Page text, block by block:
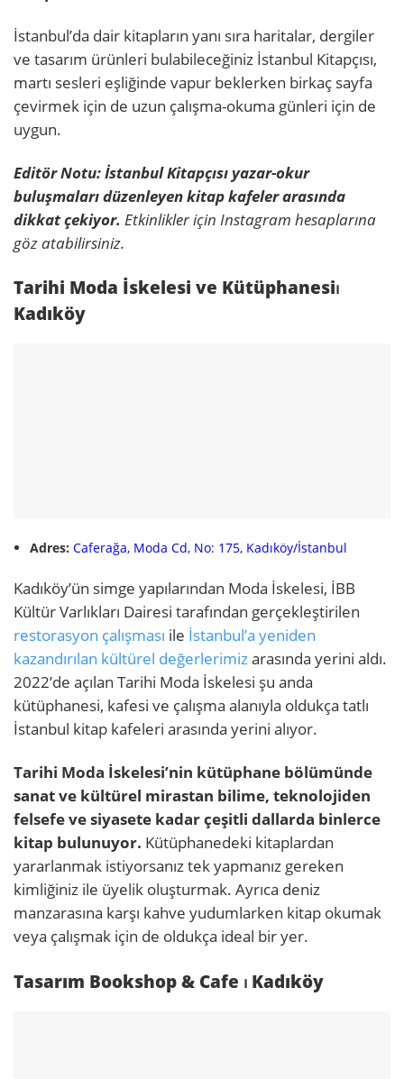
İstanbul’da dair kitapların yanı sıra haritalar, dergiler
ve tasarım ürünleri bulabileceğiniz İstanbul Kitapçısı,
martı sesleri eşliğinde vapur beklerken birkaç sayfa
çevirmek için de uzun çalışma-okuma günleri için de
uygun.
Editör Notu:İstanbul Kitapçısı yazar-okur
buluşmaları düzenleyen kitap kafeler arasında
dikkat çekiyor. Etkinlikler için Instagram hesaplarına
göz atabilirsiniz.
Tarihi Moda İskelesi ve Kütüphanesi⏐
Kadıköy
Adres:Caferağa, Moda Cd, No: 175, Kadıköy/İstanbul
Kadıköy’ün simge yapılarından Moda İskelesi, İBB
Kültür Varlıkları Dairesi tarafından gerçekleştirilen
restorasyon çalışması ile İstanbul’a yeniden
kazandırılan kültürel değerlerimizarasında yerini aldı.
2022’de açılan Tarihi Moda İskelesi şu anda
kütüphanesi, kafesi ve çalışma alanıyla oldukça tatlı
İstanbul kitap kafeleri arasında yerini alıyor.
Tarihi Moda İskelesi’nin kütüphane bölümünde
sanat ve kültürel mirastan bilime, teknolojiden
felsefe ve siyasete kadar çeşitli dallarda binlerce
kitap bulunuyor. Kütüphanedeki kitaplardan
yararlanmak istiyorsanız tek yapmanız gereken
kimliğiniz ile üyelik oluşturmak. Ayrıca deniz
manzarasına karşı kahve yudumlarken kitap okumak
veya çalışmak için de oldukça ideal bir yer.
Tasarım Bookshop & Cafe ⏐ Kadıköy